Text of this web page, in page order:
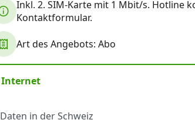
Inkl. 2. SIM-Karte mit 1 Mbit/s. Hotline
Kontaktformular.
Art des Angebots: Abo
Internet
Daten in der Schweiz